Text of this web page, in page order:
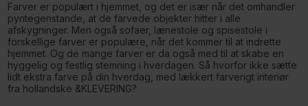
Farver er populært i hjemmet, og det er især når det omhandler
pyntegenstande, at de farvede objekter hitter i alle
afskygninger. Men også sofaer, lænestole og spisestole i
forskellige farver er populære, når det kommer til at indrette
hjemmet. Og de mange farver er da også med til at skabe en
hyggelig og festlig stemning i hverdagen. Så hvorfor ikke sætte
lidt ekstra farve på din hverdag, med lækkert farverigt interiør
fra hollandske &KLEVERING?